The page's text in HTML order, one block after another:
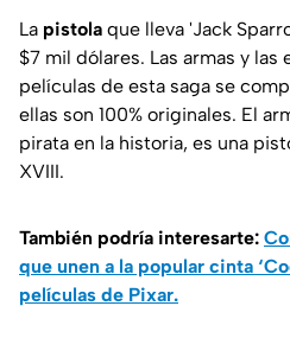
La pistola que lleva 'Jack
$7 mil dólares. Las armas y las
películas de esta saga se
ellas son 100% originales. El
pirata en la historia, es una
XVIII.
También podría interesarte:
que unen a la popular cinta
películas de Pixar.